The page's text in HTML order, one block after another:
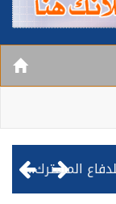
البيان المشترك لقمة مكة المكرمة للدفاع المشترك بين المملكة وتركيا وباكستان